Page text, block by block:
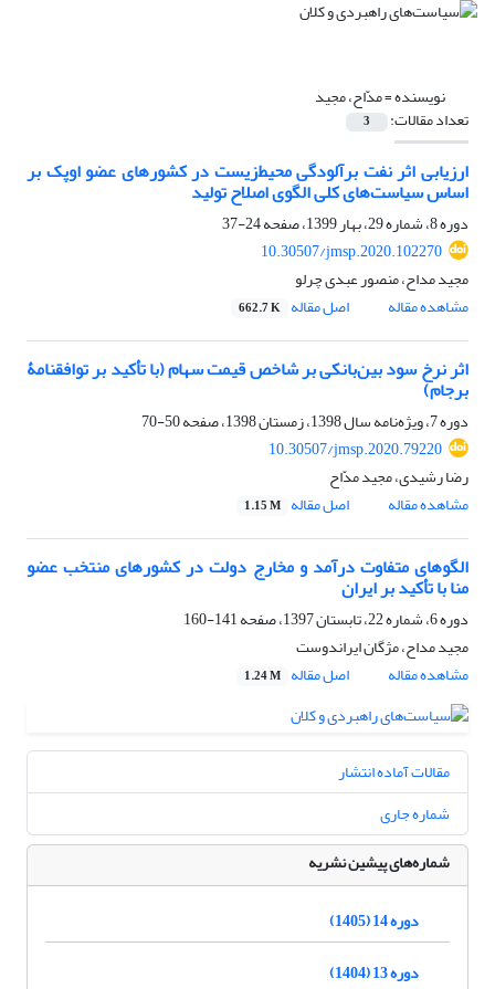
نویسنده =مدّاح، مجید
تعداد مقالات: 3
ارزیابی اثر نفت برآلودگی محیط‌زیست در کشورهای عضو اوپک بر
اساس سیاستهای کلی الگوی اصلاح تولید
دوره 8، شماره 29، بهار 1399، صفحه
24-37
10.30507/jmsp.2020.102270
مجید مداح، منصور عبدی چرلو
مشاهده مقاله
اصل مقاله 662.7 K
اثر نرخ سود بین‌بانکی بر شاخص قیمت سهام (با تأکید بر توافقنامۀ
برجام)
دوره 7، ویژه‌نامه سال 1398، زمستان 1398، صفحه
50-70
10.30507/jmsp.2020.79220
رضا رشیدی، مجید مدّاح
مشاهده مقاله
اصل مقاله 1.15 M
الگوهای متفاوت درآمد و مخارج دولت در کشورهای منتخب عضو
منا با تأکید بر ایران
دوره 6، شماره 22، تابستان 1397، صفحه
141-160
مجید مداح، مژگان ایراندوست
مشاهده مقاله
اصل مقاله 1.24 M
مقالات آماده انتشار
شماره جاری
شماره‌های پیشین نشریه
دوره 14 (1405)
دوره 13 (1404)